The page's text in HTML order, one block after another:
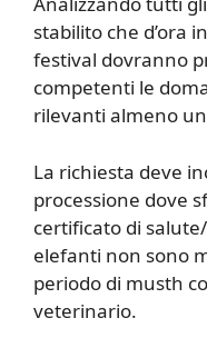
stabilito che d’ora
festival dovranno
competenti le
rilevanti almeno
La richiesta deve
processione dove
certificato di
elefanti non sono
periodo di musth
veterinario.